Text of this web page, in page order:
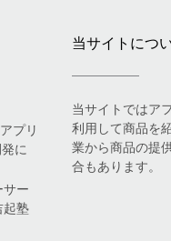
プリ
に
サー
起塾
当サイトにつ
当サイトではア
利用して商品を
業から商品の提
合もあります。